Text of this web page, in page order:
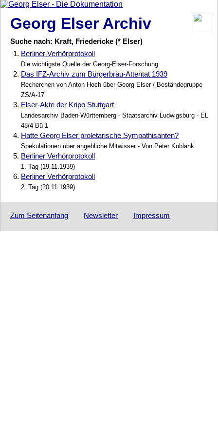
Georg Elser Archiv
Suche nach: Kraft, Friedericke (* Elser)
1. Berliner Verhörprotokoll
Die wichtigste Quelle der Georg-Elser-Forschung
2. Das IFZ-Archiv zum Bürgerbräu-Attentat 1939
Recherchen von Anton Hoch über Georg Elser / Beständegruppe
ZS/A-17
3. Elser-Akte der Kripo Stuttgart
Landesarchiv Baden-Württemberg - Staatsarchiv Ludwigsburg - EL
48/4 Bü 1
4. Hatte Georg Elser proletarische Sympathisanten?
Spekulationen über angebliche Mitwisser - Von Peter Koblank
5. Berliner Verhörprotokoll
1. Tag (19.11.1939)
6. Berliner Verhörprotokoll
2. Tag (20.11.1939)
Zum Seitenanfang Newsletter Impressum